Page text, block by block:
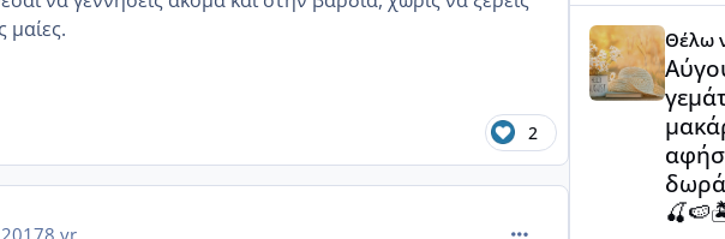
μαίες.
2
8 yr comment_996535
Αύγουστος
Θέλω